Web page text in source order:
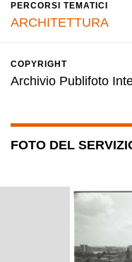
PERCORSI TEMATICI
ARCHITETTURA
COPYRIGHT
Archivio Publifoto
FOTO DEL